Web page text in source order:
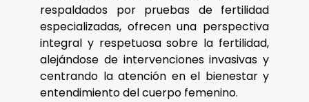
respaldados por pruebas de fertilidad
especializadas, ofrecen una perspectiva
integral y respetuosa sobre la fertilidad,
alejándose de intervenciones invasivas y
centrando la atención en el bienestar y
entendimiento del cuerpo femenino.